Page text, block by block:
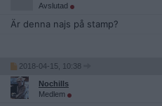
Avslutad
Är denna najs på stamp?
2018-04-15, 10:38
Nochills
Medlem